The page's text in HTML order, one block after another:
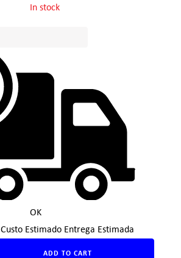
In stock
OK
Custo Estimado Entrega Estimada
ADD TO CART